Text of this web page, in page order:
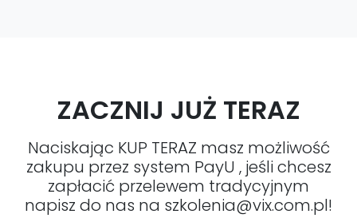
ZACZNIJ JUŻ TERAZ
Naciskając KUP TERAZ masz możliwość
zakupu przez system PayU , jeśli chcesz
zapłacić przelewem tradycyjnym
napisz do nas na szkolenia@vix.com.pl!